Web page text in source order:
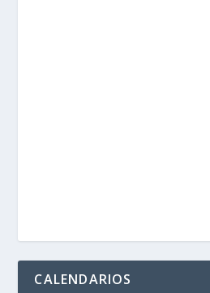
CALENDARIOS